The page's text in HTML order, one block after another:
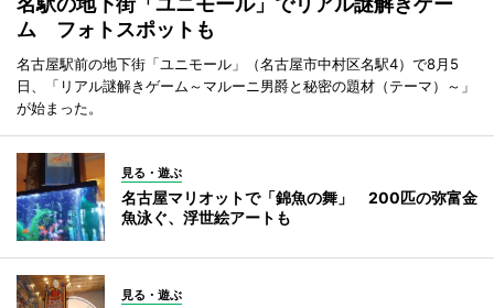
ム フォトスポットも
名古屋駅前の地下街「ユニモール」（名古屋市中村区名駅4）で8月5
日、「リアル謎解きゲーム～マルーニ男爵と秘密の題材（テーマ）～」
が始まった。
見る・遊ぶ
名古屋マリオットで「錦魚の舞」 200匹の弥富金
魚泳ぐ、浮世絵アートも
見る・遊ぶ